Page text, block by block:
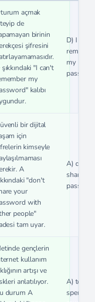
açmak
de
birinin
şifresini
şıkkındaki "I can't
my
kalıbı
D) I can't
my
bir dijital
için
kimseyle
A
"don't
your
with
people"
tam uyar.
A) don't
share
gençlerin
kullanım
artışı ve
anlatılıyor.
durum A
A) teens
spend